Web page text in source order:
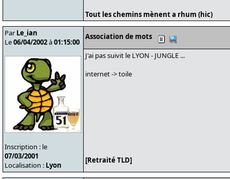
Tout les chemins mènent a rhum (hic)
Par Le_ian
Le06/04/2002à01:15:00
Inscription : le
07/03/2001
Localisation : Lyon
Association de mots
J'ai pas suivit le LYON - JUNGLE ...
internet -> toile
[Retraité TLD]